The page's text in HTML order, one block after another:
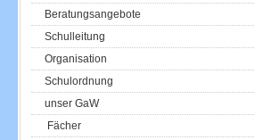
Beratungsangebote
Schulleitung
Organisation
Schulordnung
unser GaW
Fächer